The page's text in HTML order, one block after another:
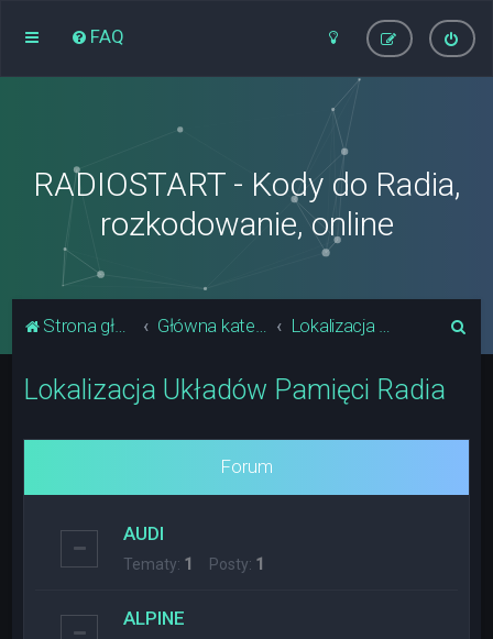
FAQ
RADIOSTART - Kody do Radia,
rozkodowanie, online
Strona główna Główna kategoria forum Lokalizacja Układów Pamięci Radia
Lokalizacja Układów Pamięci Radia
Forum
AUDI
Tematy: 1 Posty: 1
ALPINE